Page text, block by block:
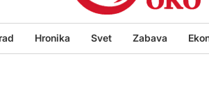
Hronika Svet Zabava